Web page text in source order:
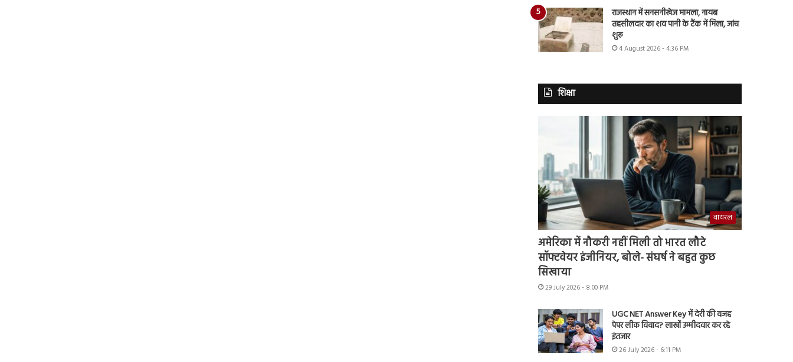
राजस्थान में सनसनीखेज मामला, नायब
तहसीलदार का शव पानी के टैंक में मिला, जांच
शुरू
4 August 2026 - 4:36 PM
शिक्षा
वायरल
अमेरिका में नौकरी नहीं मिली तो भारत लौटे
सॉफ्टवेयर इंजीनियर, बोले- संघर्ष ने बहुत कुछ
सिखाया
29 July 2026 - 8:00 PM
UGC NET Answer Key में देरी की वजह
पेपर लीक विवाद? लाखों उम्मीदवार कर रहे
इंतजार
26 July 2026 - 6:11 PM